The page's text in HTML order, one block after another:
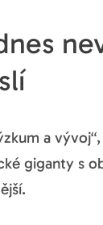
a
giganty s